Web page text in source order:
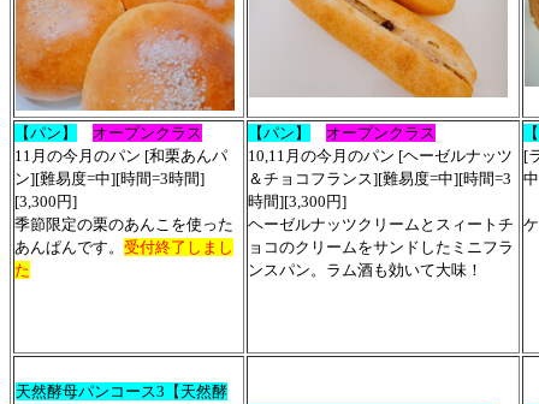
【パン】
オープンクラス
11月の今月のパン [和栗あんパ
ン][難易度=中][時間=3時間]
[3,300円]
季節限定の栗のあんこを使った
あんぱんです。 受付終了しまし
た
【パン】
オープンクラス
10,11月の今月のパン [ヘーゼルナッツ
＆チョコフランス][難易度=中][時間=3
時間][3,300円]
ヘーゼルナッツクリームとスィートチ
ョコのクリームをサンドしたミニフラ
ンスパン。ラム酒も効いて大味！
[
天然酵母パンコース3【天然酵